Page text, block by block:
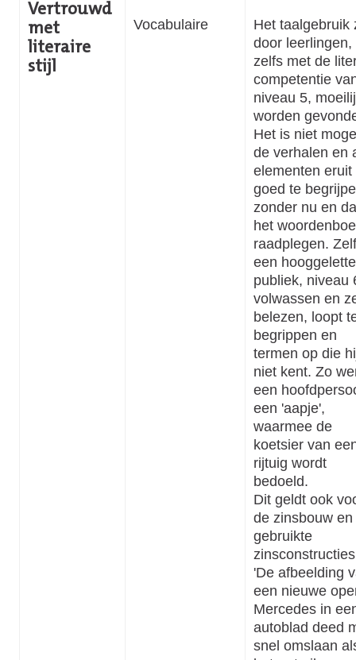
Vertrouwd
met
literaire
stijl
Vocabulaire
Het taalgebruik
door leerlingen,
zelfs met de
competentie
niveau 5,
worden
Het is niet
de verhalen en
elementen eruit
goed te
zonder nu en
het
raadplegen.
een
publiek, niveau
volwassen en
belezen, loopt
begrippen en
termen op die
niet kent. Zo
een
een 'aapje',
waarmee de
koetsier van
rijtuig wordt
bedoeld.
Dit geldt ook
de zinsbouw en
gebruikte
'De afbeelding
een nieuwe
Mercedes in
autoblad deed
snel omslaan